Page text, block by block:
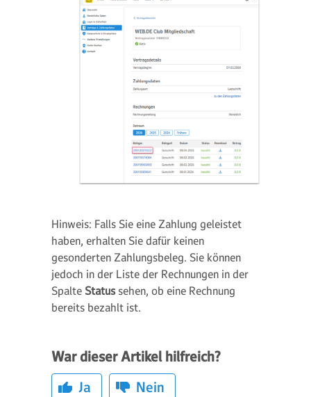
Hinweis: Falls Sie eine Zahlung geleistet
haben, erhalten Sie dafür keinen
gesonderten Zahlungsbeleg. Sie können
jedoch in der Liste der Rechnungen in der
Spalte Statussehen, ob eine Rechnung
bereits bezahlt ist.
War dieser Artikel hilfreich?
Ja
Nein